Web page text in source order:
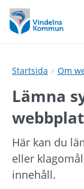
Hoppa
till
innehåll
Hoppa
till
undermeny
Startsida Om
Lämna
Här kan du
eller
innehåll.